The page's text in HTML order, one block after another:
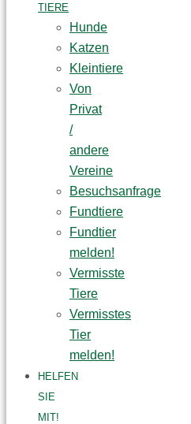
TIERE
Hunde
Katzen
Kleintiere
Von
Privat
/
andere
Vereine
Besuchsanfrage
Fundtiere
Fundtier
melden!
Vermisste
Tiere
Vermisstes
Tier
melden!
HELFEN
SIE
MIT!